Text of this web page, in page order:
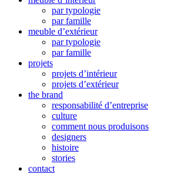
par typologie
par famille
meuble d’extérieur
par typologie
par famille
projets
projets d’intérieur
projets d’extérieur
the brand
responsabilité d’entreprise
culture
comment nous produisons
designers
histoire
stories
contact